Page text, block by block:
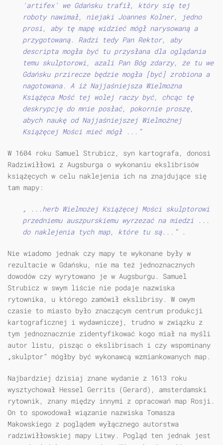
'artifex' we Gdańsku trafił, który się tej
roboty nawimał, niejaki Joannes Kolner, jedno
prosi, aby tę mapę widzieć mógł narysowaną a
przygotowaną. Radzi tedy Pan Rektor, aby
descripta mogła być tu przysłana dla oglądania
temu skulptorowi, azali Pan Bóg zdarzy, że tu we
Gdańsku przirecze będzie mogła [być] zrobiona a
nagotowana. A iż Najjaśniejsza Wielmożna
Książęca Mość tej wolej raczy być, chcąc tę
deskrypcję do mnie posłać, pokornie proszę,
abych naukę od Najjaśniejszej Wielmożnej
Książęcej Mości mieć mógł ...”
W 1604 roku Samuel Strubicz, syn kartografa, donosi
Radziwiłłowi z Augsburga o wykonaniu ekslibrisów
książęcych w celu naklejenia ich na znajdujące się
tam mapy:
„ ...herb Wielmożej Książęcej Mości skulptorowi
przedniemu auszpurskiemu wyrzezać na miedzi ...
do naklejenia tych map, które tu są...”.
Nie wiadomo jednak czy mapy te wykonane były w
rezultacie w Gdańsku, nie ma też jednoznacznych
dowodów czy wyrytowano je w Augsburgu. Samuel
Strubicz w swym liście nie podaje nazwiska
rytownika, u którego zamówił ekslibrisy. W owym
czasie to miasto było znaczącym centrum produkcji
kartograficznej i wydawniczej, trudno w związku z
tym jednoznacznie zidentyfikować kogo miał na myśli
autor listu, pisząc o ekslibrisach i czy wspominany
„skulptor” mógłby być wykonawcą wzmiankowanych map.
Najbardziej dzisiaj znane wydanie z 1613 roku
wysztychował Hessel Gerrits (Gerard), amsterdamski
rytownik, znany między innymi z opracowań map Rosji.
On to spowodował wiązanie nazwiska Tomasza
Makowskiego z poglądem wyłącznego autorstwa
radziwiłłowskiej mapy Litwy. Pogląd ten jednak jest